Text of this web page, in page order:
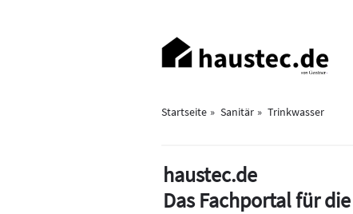
Haupt-
Navigation
Startseite Sanitär
Trinkwasser
haustec.de
Das Fachportal für